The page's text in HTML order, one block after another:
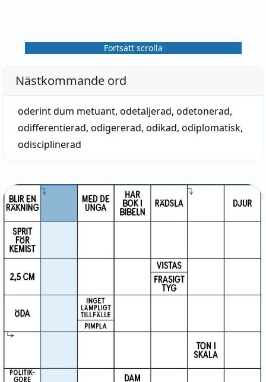
Fortsätt scrolla
Nästkommande ord
oderint dum metuant, odetaljerad, odetonerad,
odifferentierad, odigererad, odikad, odiplomatisk,
odisciplinerad